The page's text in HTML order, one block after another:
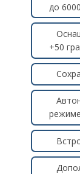
до
+50
режиме